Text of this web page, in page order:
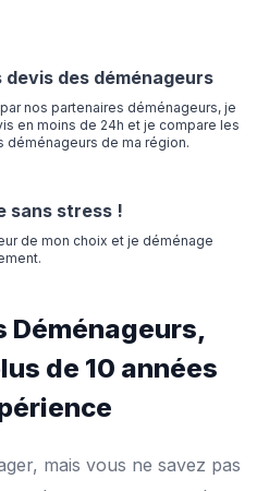
devis des déménageurs
nos partenaires déménageurs, je
en moins de 24h et je compare les
de ma région.
sans stress !
de mon choix et je déménage
Déménageurs,
de 10 années
mais vous ne savez pas